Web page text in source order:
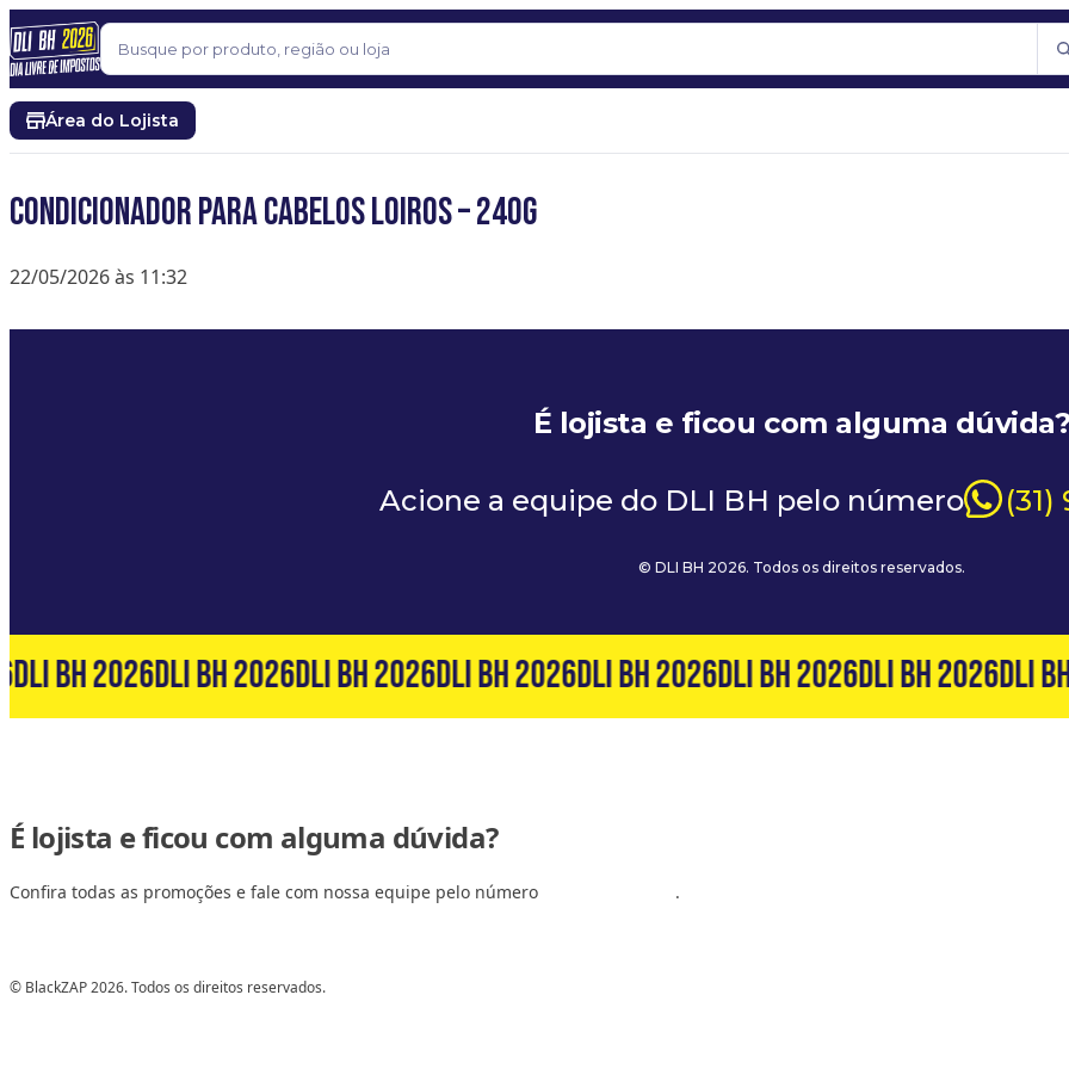
Pular para o conteúdo
Buscar
Área do Lojista
Condicionador para Cabelos Loiros – 240g
22/05/2026 às 11:32
É lojista e ficou com alguma dúvida?
Acione a equipe do DLI BH pelo número (31)
© DLI BH 2026. Todos os direitos reservados.
DLI BH 2026DLI BH 2026DLI BH 2026DLI BH 2026DLI BH 2026DLI BH 2026DLI BH 2026DLI
É lojista e ficou com alguma dúvida?
Confira todas as promoções e fale com nossa equipe pelo número .
© BlackZAP 2026. Todos os direitos reservados.